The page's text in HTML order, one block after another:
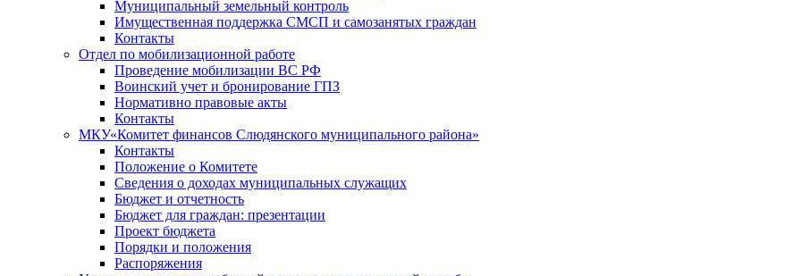
Муниципальный земельный контроль
Имущественная поддержка СМСП и самозанятых граждан
Контакты
Отдел по мобилизационной работе
Проведение мобилизации ВС РФ
Воинский учет и бронирование ГПЗ
Нормативно правовые акты
Контакты
МКУ«Комитет финансов Слюдянского муниципального района»
Контакты
Положение о Комитете
Сведения о доходах муниципальных служащих
Бюджет и отчетность
Бюджет для граждан: презентации
Проект бюджета
Порядки и положения
Распоряжения